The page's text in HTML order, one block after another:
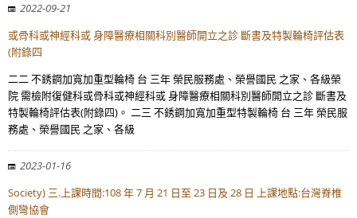
2022-09-21
或骨科或神經科或 身障醫療相關科別醫師開立之診 斷書及特製輪椅評估表
(附錄四
二二 不銹鋼加寬加重型輪椅 台 三年 榮民服務處、榮譽國民 之家、各級榮
院 需檢附復健科或骨科或神經科或 身障醫療相關科別醫師開立之診 斷書及
特製輪椅評估表(附錄四)。 二三 不銹鋼加寬加重型特製輪椅 台 三年 榮民服
務處、榮譽國民 之家、各級
2023-01-16
Society) 三.上課時間:108 年 7 月 21 日至 23 日及 28 日 上課地點:台灣脊椎
側彎協會